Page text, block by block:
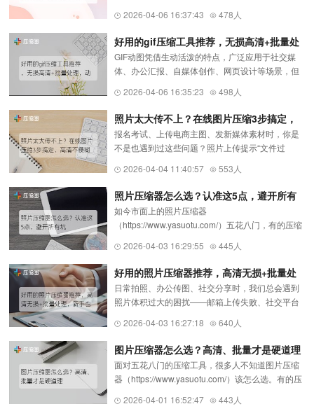
模糊，有的只能单张处理效率极低，还有的需要安
装庞大的软件、强制付费，新手很容易踩坑。其...
2026-04-06 16:37:43 478人
好用的gif压缩工具推荐，无损高清+批量处
理，动图压缩不卡顿
GIF动图凭借生动活泼的特点，广泛应用于社交媒
体、办公汇报、自媒体创作、网页设计等场景，但
图片大得多，经常出现上传失败、加载缓慢、分享
受限、占用过多存储空间等...
2026-04-06 16:35:23 498人
照片太大传不上？在线图片压缩3步搞定，
高清不模糊
报名考试、上传电商主图、发新媒体素材时，你是
不是也遇到过这些问题？照片上传提示“文件过
担心改完不符合要求白忙活。分享3个实用的图片压
缩（https://www.yasuotu.co...
2026-04-04 11:40:57 553人
照片压缩器怎么选？认准这5点，避开所有
坑
如今市面上的照片压缩器
（https://www.yasuotu.com/）五花八门，有的压缩
张处理效率极低，还有的需要安装庞大的软件，新
手很容易踩坑。其实，选择一款实用的照片压缩
器...
2026-04-03 16:29:55 445人
好用的照片压缩器推荐，高清无损+批量处
理，新手也能秒上手
日常拍照、办公传图、社交分享时，我们总会遇到
照片体积过大的困扰——邮箱上传失败、社交平台
配图因体积超限无法发布。这时候，一款靠谱的照
片压缩器（https://www.yasu...
2026-04-03 16:27:18 640人
图片压缩器怎么选？高清、批量才是硬道理
面对五花八门的压缩工具，很多人不知道图片压缩
器（https://www.yasuotu.com/）该怎么选。有的压
张处理效率极低。其实，一款实用的图片压缩器，
2026-04-01 16:52:47 443人